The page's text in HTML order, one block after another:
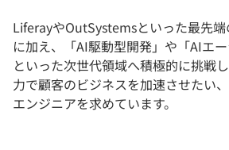
LiferayやOutSystemsといった最先
に加え、「AI駆動型開発」や「AIエー
といった次世代領域へ積極的に挑戦
力で顧客のビジネスを加速させたい
エンジニアを求めています。